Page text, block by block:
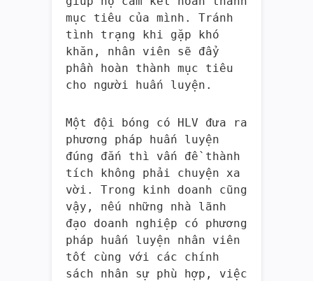
mục tiêu của mình. Tránh
tình trạng khi gặp khó
khăn, nhân viên sẽ đẩy
phần hoàn thành mục tiêu
cho người huấn luyện.
Một đội bóng có HLV đưa ra
phương pháp huấn luyện
đúng đắn thì vấn đề thành
tích không phải chuyện xa
vời. Trong kinh doanh cũng
vậy, nếu những nhà lãnh
đạo doanh nghiệp có phương
pháp huấn luyện nhân viên
tốt cùng với các chính
sách nhân sự phù hợp, việc